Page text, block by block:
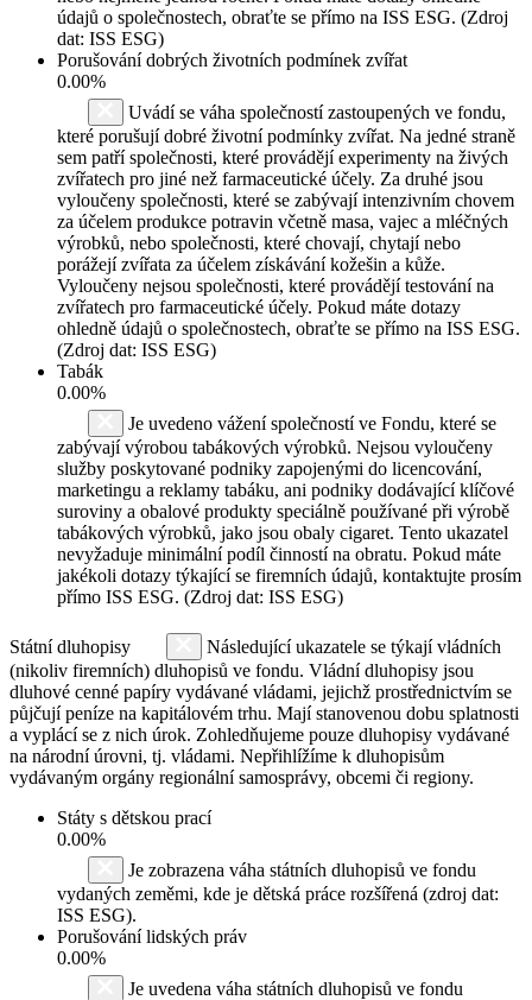
údajů o společnostech, obraťte se přímo na ISS ESG. (Zdroj
dat: ISS ESG)
Porušování dobrých životních podmínek zvířat
0.00%
Uvádí se váha společností zastoupených ve fondu,
které porušují dobré životní podmínky zvířat. Na jedné straně
sem patří společnosti, které provádějí experimenty na živých
zvířatech pro jiné než farmaceutické účely. Za druhé jsou
vyloučeny společnosti, které se zabývají intenzivním chovem
za účelem produkce potravin včetně masa, vajec a mléčných
výrobků, nebo společnosti, které chovají, chytají nebo
porážejí zvířata za účelem získávání kožešin a kůže.
Vyloučeny nejsou společnosti, které provádějí testování na
zvířatech pro farmaceutické účely. Pokud máte dotazy
ohledně údajů o společnostech, obraťte se přímo na ISS ESG.
(Zdroj dat: ISS ESG)
Tabák
0.00%
Je uvedeno vážení společností ve Fondu, které se
zabývají výrobou tabákových výrobků. Nejsou vyloučeny
služby poskytované podniky zapojenými do licencování,
marketingu a reklamy tabáku, ani podniky dodávající klíčové
suroviny a obalové produkty speciálně používané při výrobě
tabákových výrobků, jako jsou obaly cigaret. Tento ukazatel
nevyžaduje minimální podíl činností na obratu. Pokud máte
jakékoli dotazy týkající se firemních údajů, kontaktujte prosím
přímo ISS ESG. (Zdroj dat: ISS ESG)
Státní dluhopisy
Následující ukazatele se týkají vládních
(nikoliv firemních) dluhopisů ve fondu. Vládní dluhopisy jsou
dluhové cenné papíry vydávané vládami, jejichž prostřednictvím se
půjčují peníze na kapitálovém trhu. Mají stanovenou dobu splatnosti
a vyplácí se z nich úrok. Zohledňujeme pouze dluhopisy vydávané
na národní úrovni, tj. vládami. Nepřihlížíme k dluhopisům
vydávaným orgány regionální samosprávy, obcemi či regiony.
Státy s dětskou prací
0.00%
Je zobrazena váha státních dluhopisů ve fondu
vydaných zeměmi, kde je dětská práce rozšířená (zdroj dat:
ISS ESG).
Porušování lidských práv
0.00%
Je uvedena váha státních dluhopisů ve fondu